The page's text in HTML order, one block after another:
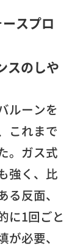
スプロ
スのしや
ルーンを
これまで
。ガス式
強く、比
反面、
に1回ごと
必要、